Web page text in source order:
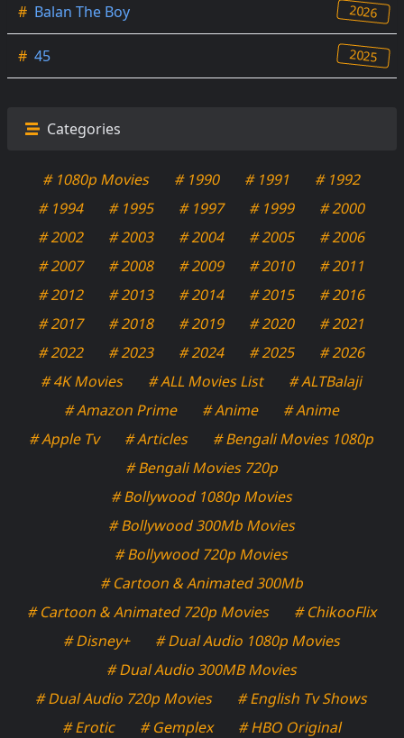
# Balan The Boy 2026
# 45 2025
Categories
# 1080p Movies # 1990 # 1991
# 1992
# 1994
# 1995 # 1997 # 1999
# 2000
# 2002
# 2003 # 2004 # 2005
# 2006
# 2007
# 2008 # 2009 # 2010
# 2011
# 2012
# 2013 # 2014 # 2015
# 2016
# 2017
# 2018 # 2019 # 2020
# 2021
# 2022
# 2023 # 2024 # 2025
# 2026
# 4K Movies
# ALL Movies List
# ALTBalaji
# Amazon Prime
# Anime
# Anime
# Apple Tv
# Articles
# Bengali Movies 1080p
# Bengali Movies 720p
# Bollywood 1080p Movies
# Bollywood 300Mb Movies
# Bollywood 720p Movies
# Cartoon & Animated 300Mb
# Cartoon & Animated 720p Movies
# ChikooFlix
# Disney+
# Dual Audio 1080p Movies
# Dual Audio 300MB Movies
# Dual Audio 720p Movies
# English Tv Shows
# Erotic
# Gemplex
# HBO Original